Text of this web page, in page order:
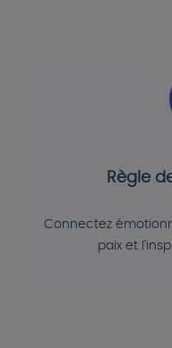
Règle
Connectez
paix et